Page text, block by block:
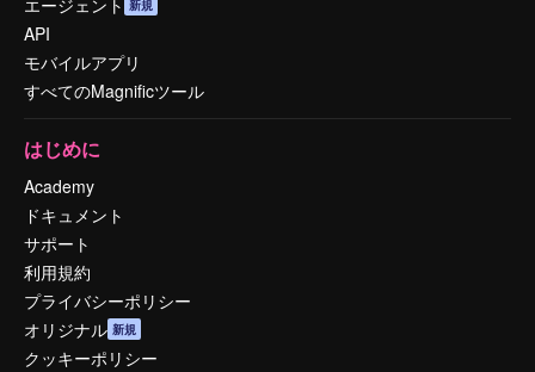
エージェント 新規
API
モバイルアプリ
すべてのMagnificツール
はじめに
Academy
ドキュメント
サポート
利用規約
プライバシーポリシー
オリジナル 新規
クッキーポリシー